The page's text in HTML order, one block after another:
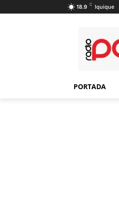
18.9 C Iquique
PORTADA